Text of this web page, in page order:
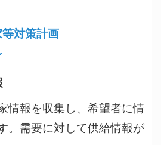
等対策計画
情報を収集し、希望者に情
。需要に対して供給情報が